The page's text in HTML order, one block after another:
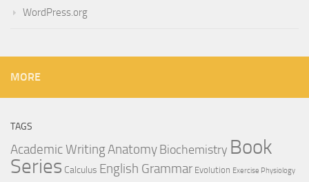
WordPress.org
MORE
TAGS
Academic WritingAnatomy Biochemistry Book
Series Calculus English Grammar Evolution Exercise Physiology